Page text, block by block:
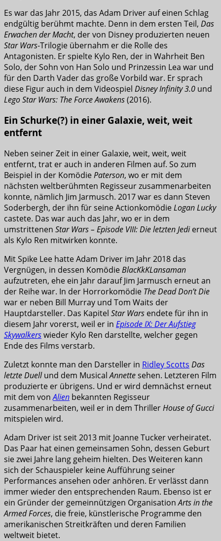
Es war das Jahr 2015, das Adam Driver auf einen Schlag
endgültig berühmt machte. Denn in dem ersten Teil, Das
Erwachen der Macht, der von Disney produzierten neuen
Star Wars-Trilogie übernahm er die Rolle des
Antagonisten. Er spielte Kylo Ren, der in Wahrheit Ben
Solo, der Sohn von Han Solo und Prinzessin Lea war und
für den Darth Vader das große Vorbild war. Er sprach
diese Figur auch in dem Videospiel Disney Infinity 3.0 und
Lego Star Wars: The Force Awakens(2016).
Ein Schurke(?) in einer Galaxie, weit, weit
entfernt
Neben seiner Zeit in einer Galaxie, weit, weit, weit
entfernt, trat er auch in anderen Filmen auf. So zum
Beispiel in der KomödiePaterson, wo er mit dem
nächsten weltberühmten Regisseur zusammenarbeiten
konnte, nämlich Jim Jarmusch. 2017 war es dann Steven
Soderbergh, der ihn für seine ActionkomödieLogan Lucky
castete. Das war auch das Jahr, wo er in dem
umstrittenen Star Wars – Episode VIII: Die letzten Jedierneut
als Kylo Ren mitwirken konnte.
Mit Spike Lee hatte Adam Driver im Jahr 2018 das
Vergnügen, in dessen KomödieBlacKkKLansaman
aufzutreten, ehe ein Jahr darauf Jim Jarmusch erneut an
der Reihe war. In der Horrorkomödie The Dead Don’t Die
war er neben Bill Murray und Tom Waits der
Hauptdarsteller. Das Kapitel Star Wars endete für ihn in
diesem Jahr vorerst, weil er in Episode IX: Der Aufstieg
Skywalkerswieder Kylo Ren darstellte, welcher gegen
Ende des Films verstarb.
Zuletzt konnte man den Darsteller in Ridley Scotts Das
letzte Duellund dem MusicalAnnettesehen. Letzteren Film
produzierte er übrigens. Und er wird demnächst erneut
mit dem vonAlien bekannten Regisseur
zusammenarbeiten, weil er in dem ThrillerHouse of Gucci
mitspielen wird.
Adam Driver ist seit 2013 mit Joanne Tucker verheiratet.
Das Paar hat einen gemeinsamen Sohn, dessen Geburt
sie zwei Jahre lang geheim hielten. Des Weiteren kann
sich der Schauspieler keine Aufführung seiner
Performances ansehen oder anhören. Er verlässt dann
immer wieder den entsprechenden Raum. Ebenso ist er
ein Gründer der gemeinnützigen OrganisationArts in the
Armed Forces, die freie, künstlerische Programme den
amerikanischen Streitkräften und deren Familien
weltweit bietet.